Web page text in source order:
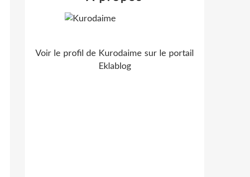
Voir le profil de Kurodaime sur le portail
Eklablog